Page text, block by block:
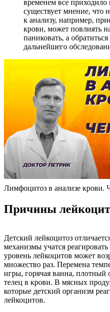
временем все
существует мнение, что
к анализу, например,
крови, может повлиять
паниковать, а
дальнейшего
Лимфоцитоз в анализе крови.
Причины
Детский лейкоцитоз
механизмы учатся
уровень лейкоцитов может
множество раз. Перемена
игры, горячая ванна,
телец в крови. В мясных
которые детский организм
лейкоцитов.